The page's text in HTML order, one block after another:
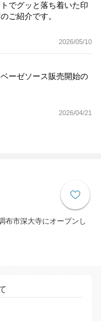
でグッと落ち着いた印
ご紹介です。
2026/05/10
ーゼソース販売開始の
2026/04/21
布市深大寺にオープンし